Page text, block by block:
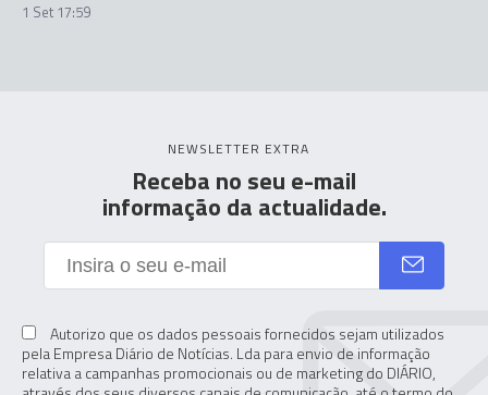
1 Set 17:59
NEWSLETTER EXTRA
Receba no seu e-mail
informação da actualidade.
Autorizo que os dados pessoais fornecidos sejam utilizados
pela Empresa Diário de Notícias. Lda para envio de informação
relativa a campanhas promocionais ou de marketing do DIÁRIO,